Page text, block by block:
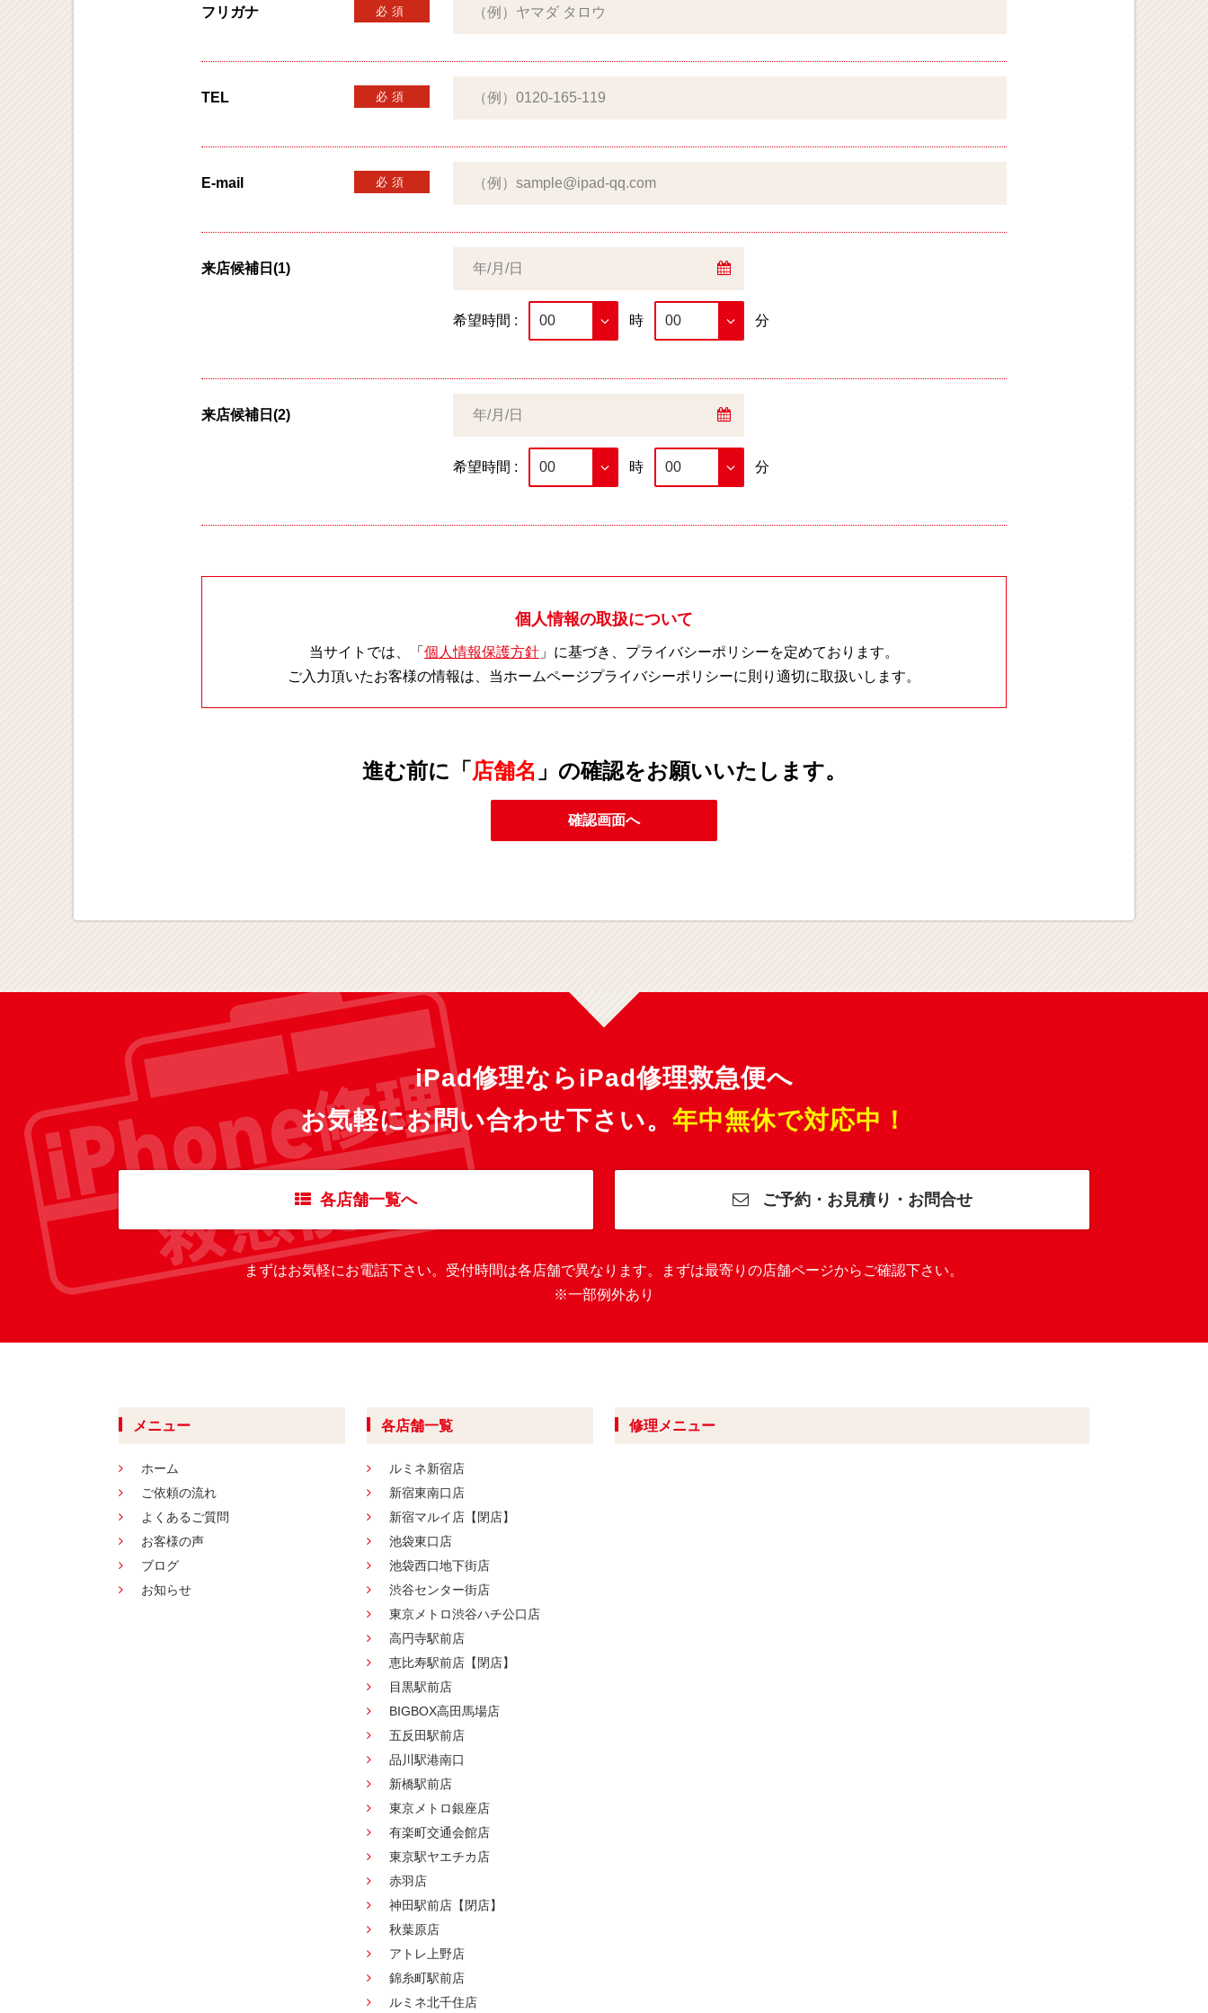
フリガナ 必須
TEL 必須
E-mail 必須
来店候補日(1)
希望時間 : 時 分
来店候補日(2)
希望時間 : 時 分
個人情報の取扱について
当サイトでは、「 個人情報保護方針 」に基づき、プライバシーポリシーを定めております。
ご入力頂いたお客様の情報は、当ホームページプライバシーポリシーに則り適切に取扱いします。
進む前に「店舗名 」の確認をお願いいたします。
確認画面へ
iPad修理ならiPad修理救急便へ
お気軽にお問い合わせ下さい。 年中無休で対応中！
各店舗一覧へ ご予約・お見積り・お問合せ
まずはお気軽にお電話下さい。 受付時間は各店舗で異なります。
まずは最寄りの店舗ページからご確認下さい。
※一部例外あり
メニュー
ホーム
ご依頼の流れ
よくあるご質問
お客様の声
ブログ
お知らせ
各店舗一覧
ルミネ新宿店
新宿東南口店
新宿マルイ店【閉店】
池袋東口店
池袋西口地下街店
渋谷センター街店
東京メトロ渋谷ハチ公口店
高円寺駅前店
恵比寿駅前店【閉店】
目黒駅前店
BIGBOX高田馬場店
五反田駅前店
品川駅港南口
新橋駅前店
東京メトロ銀座店
有楽町交通会館店
東京駅ヤエチカ店
赤羽店
神田駅前店【閉店】
秋葉原店
アトレ上野店
錦糸町駅前店
ルミネ北千住店
修理メニュー